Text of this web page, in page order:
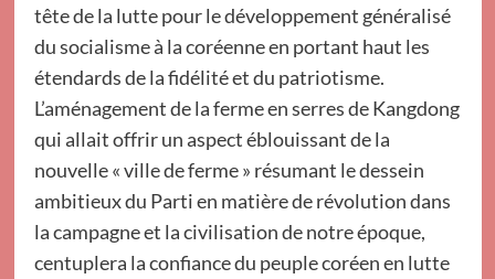
tête de la lutte pour le développement généralisé
du socialisme à la coréenne en portant haut les
étendards de la fidélité et du patriotisme.
L’aménagement de la ferme en serres de Kangdong
qui allait offrir un aspect éblouissant de la
nouvelle « ville de ferme » résumant le dessein
ambitieux du Parti en matière de révolution dans
la campagne et la civilisation de notre époque,
centuplera la confiance du peuple coréen en lutte